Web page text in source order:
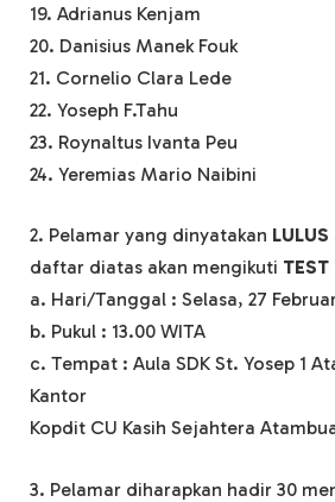
19. Adrianus Kenjam
20. Danisius Manek Fouk
21. Cornelio Clara Lede
22. Yoseph F.Tahu
23. Roynaltus Ivanta Peu
24. Yeremias Mario Naibini
2. Pelamar yang dinyatakan LULUS
daftar diatas akan mengikuti TEST
a. Hari/Tanggal : Selasa, 27
b. Pukul : 13.00 WITA
c. Tempat : Aula SDK St. Yosep 1
Kantor
Kopdit CU Kasih Sejahtera
3. Pelamar diharapkan hadir 30